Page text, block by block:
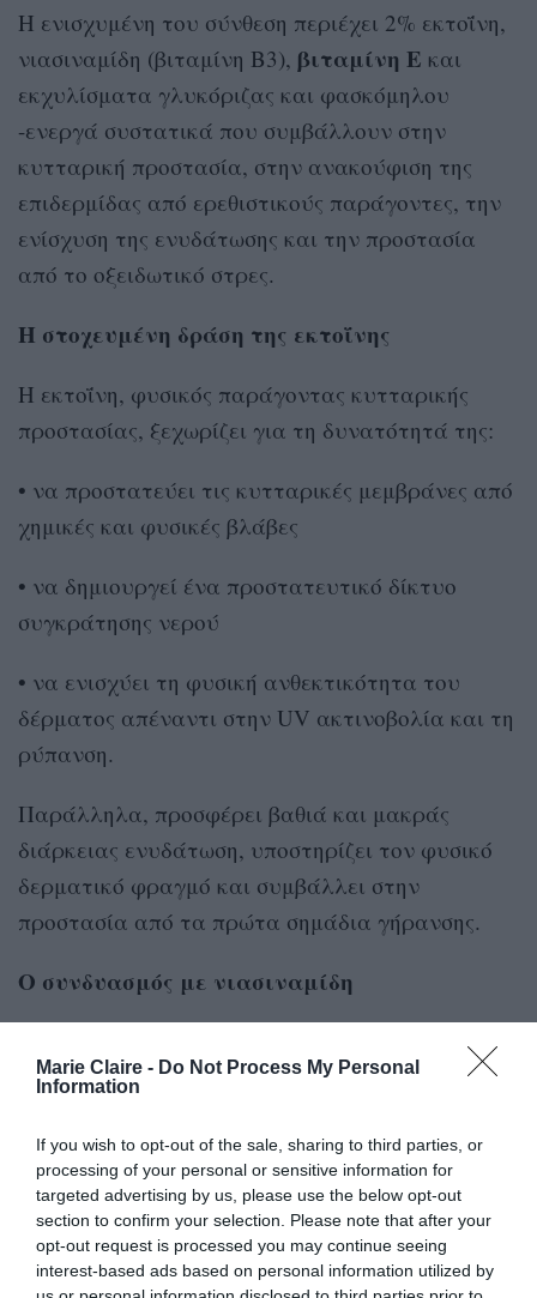
Marie Claire - Do Not Process My Personal
Information
If you wish to opt-out of the sale, sharing to third parties, or
processing of your personal or sensitive information for
targeted advertising by us, please use the below opt-out
section to confirm your selection. Please note that after your
opt-out request is processed you may continue seeing
interest-based ads based on personal information utilized by
Η ενισχυμένη του σύνθεση περιέχει 2% εκτοΐνη,
νιασιναμίδη (βιταμίνη Β3), βιταμίνη Ε και
εκχυλίσματα γλυκόριζας και φασκόμηλου
-ενεργά συστατικά που συμβάλλουν στην
κυτταρική προστασία, στην ανακούφιση της
επιδερμίδας από ερεθιστικούς παράγοντες, την
ενίσχυση της ενυδάτωσης και την προστασία
από το οξειδωτικό στρες.
Η στοχευμένη δράση της εκτοΐνης
Η εκτοΐνη, φυσικός παράγοντας κυτταρικής
προστασίας, ξεχωρίζει για τη δυνατότητά της:
• να προστατεύει τις κυτταρικές μεμβράνες από
χημικές και φυσικές βλάβες
• να δημιουργεί ένα προστατευτικό δίκτυο
συγκράτησης νερού
• να ενισχύει τη φυσική ανθεκτικότητα του
δέρματος απέναντι στην UV ακτινοβολία και τη
ρύπανση.
Παράλληλα, προσφέρει βαθιά και μακράς
διάρκειας ενυδάτωση, υποστηρίζει τον φυσικό
δερματικό φραγμό και συμβάλλει στην
προστασία από τα πρώτα σημάδια γήρανσης.
Ο συνδυασμός με νιασιναμίδη
υπερμελάγχρωσης και των δυσχρωμιών, μειώνει
προκαλεί η έκθεση στον ήλιο και υποστηρίζει τη
φυσική λειτουργία του δερματικού φραγμού
απέναντι στις επιπτώσεις της ηλιακής
ακτινοβολίας. Παράλληλα, προστατεύει από το